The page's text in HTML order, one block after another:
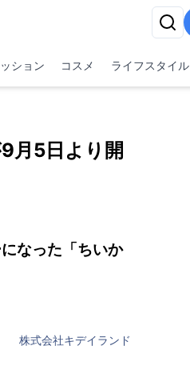
ション コスメ ライフスタイル
月5日より開
なった「ちいか
株式会社キデイランド